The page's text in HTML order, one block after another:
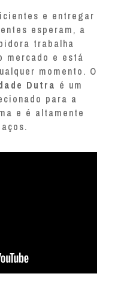
e entregar
esperam, a
trabalha
mercado e está
momento. O
Dutra é um
para a
e é altamente